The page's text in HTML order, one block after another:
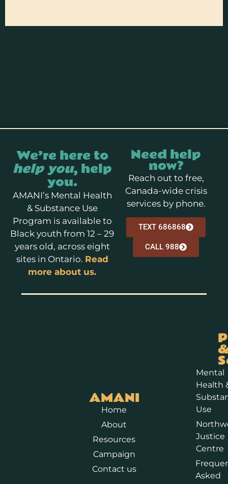
We’re here to
help you, help
you.
AMANI’s Mental Health
& Substance Use
Program is available to
Black youth from 12 – 29
years old, across eight
sites in Ontario. Read
more about us.
Need help
now?
Reach out to free,
Canada-wide crisis
services by phone.
TEXT 686868
CALL 988
AMANI
Home
About
Resources
Campaign
Contact us
Mental
Health
Use
Justice
Centre
Asked